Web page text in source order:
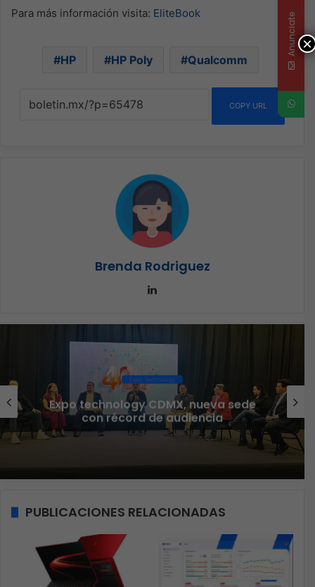
Para más información visita: EliteBook
HP HP Poly Qualcomm
COPY URL
Brenda Rodriguez
Ciberseguridad
Veeam nombra a Fernando Zambrana
Country Manager para México
PUBLICACIONES RELACIONADAS
×
Anunciate